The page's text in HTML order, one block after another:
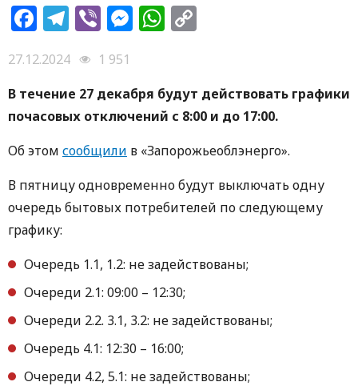
Facebook
Telegram
ViberMessenger
WhatsApp
27.12.2024
1 951
В течение 27 декабря будут действовать графики
почасовых отключений с 8:00 и до 17:00.
Об этом сообщили в «Запорожьеоблэнерго».
В пятницу одновременно будут выключать одну
очередь бытовых потребителей по следующему
графику:
Очередь 1.1, 1.2: не задействованы;
Очереди 2.1: 09:00 – 12:30;
Очереди 2.2. 3.1, 3.2: не задействованы;
Очередь 4.1: 12:30 – 16:00;
Очереди 4.2, 5.1: не задействованы;